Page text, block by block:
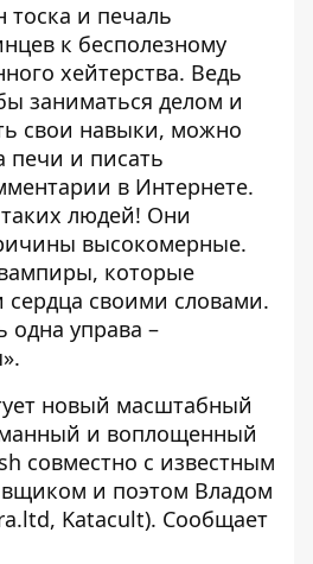
тоска и печаль
к бесполезному
хейтерства. Ведь
заниматься делом и
свои навыки, можно
печи и писать
в Интернете.
людей! Они
высокомерные.
которые
своими словами.
одна управа –
новый масштабный
и воплощенный
совместно с известным
и поэтом Владом
Katacult). Сообщает